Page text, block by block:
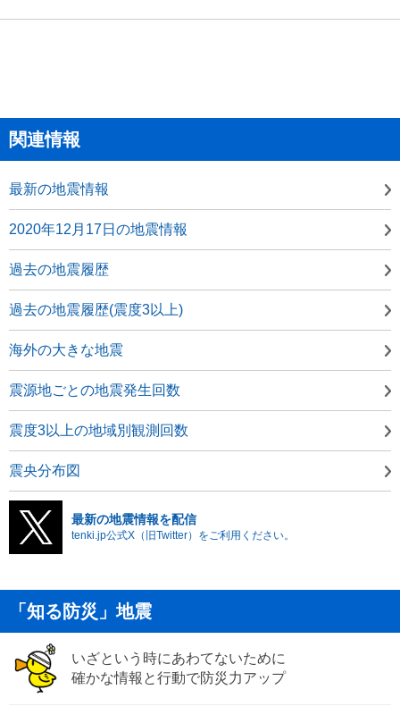
関連情報
最新の地震情報
2020年12月17日の地震情報
過去の地震履歴
過去の地震履歴(震度3以上)
海外の大きな地震
震源地ごとの地震発生回数
震度3以上の地域別観測回数
震央分布図
最新の地震情報を配信
tenki.jp公式X（旧Twitter）をご利用ください。
「知る防災」地震
いざという時にあわてないために
確かな情報と行動で防災力アップ